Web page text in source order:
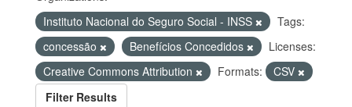
Instituto Nacional do Seguro Social - INSS
Tags:
concessão
Benefícios Concedidos
Licenses:
Creative Commons Attribution
Formats:
CSV
Filter Results